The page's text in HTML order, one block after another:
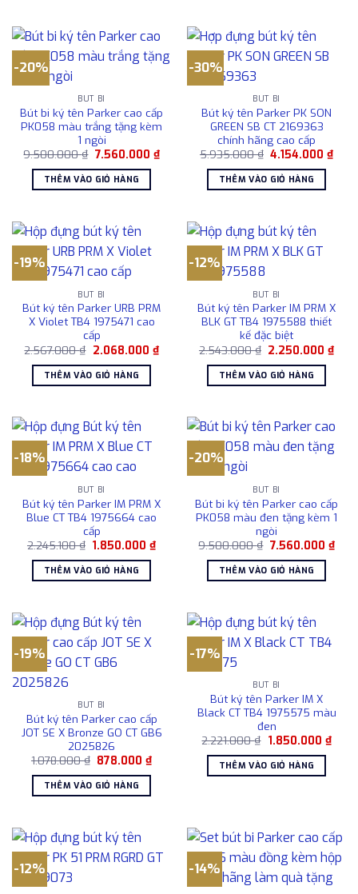
-20%
BÚT BI
Bút bi ký tên Parker cao cấp
PK058 màu trắng tặng kèm
1 ngòi
9.500.000₫ Giá
là:
9.500.000 ₫.
7.560.000 ₫Giá
THÊM VÀO GIỎ HÀNG
-30%
BÚT BI
Bút ký tên Parker PK SON
GREEN SB CT 2169363
chính hãng cao cấp
5.935.000₫ Giá
là:
5.935.000 ₫.
4.154.000₫Giá
THÊM VÀO GIỎ HÀNG
-19%
BÚT BI
Bút ký tên Parker URB PRM
X Violet TB4 1975471 cao
cấp
2.567.000₫ Giá
là:
2.567.000 ₫.
2.068.000 ₫Giá
hiện
2.068.000 ₫.
THÊM VÀO GIỎ HÀNG
-12%
BÚT BI
Bút ký tên Parker IM PRM X
BLK GT TB4 1975588 thiết
kế đặc biệt
2.543.000₫ Giá
là:
2.543.000 ₫.
2.250.000₫Giá
hiện
THÊM VÀO GIỎ HÀNG
-18%
BÚT BI
Bút ký tên Parker IM PRM X
Blue CT TB4 1975664 cao
cấp
2.245.100₫ Giá
là:
2.245.100 ₫.
1.850.000₫Giá
hiện
1.850.000 ₫.
THÊM VÀO GIỎ HÀNG
-20%
BÚT BI
Bút bi ký tên Parker cao cấp
PK058 màu đen tặng kèm 1
ngòi
9.500.000₫ Giá
là:
9.500.000 ₫.
7.560.000 ₫Giá
hiện
THÊM VÀO GIỎ HÀNG
-19%
BÚT BI
Bút ký tên Parker cao cấp
JOT SE X Bronze GO CT GB6
2025826
1.078.000₫ Giá
là:
1.078.000 ₫.
878.000₫Giá
hiện
THÊM VÀO GIỎ HÀNG
-17%
BÚT BI
Bút ký tên Parker IM X
Black CT TB4 1975575 màu
đen
2.221.000₫ Giá
là:
2.221.000 ₫.
1.850.000 ₫Giá
hiện
THÊM VÀO GIỎ HÀNG
-12% -14%